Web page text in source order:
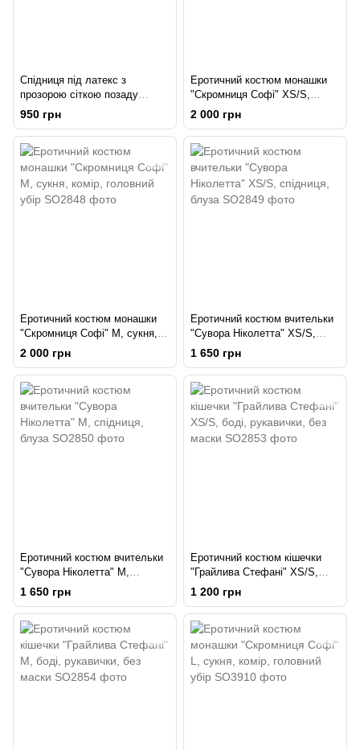
Спідниця під латекс з
прозорою сіткою позаду
"Розпусна Анжеліка" розмір
950 грн
Еротичний костюм монашки
"Скромниця Софі" XS/S,
сукня, комір, головний убір
2 000 грн
Еротичний костюм монашки
"Скромниця Софі" М, сукня,
комір, головний убір
2 000 грн
Еротичний костюм вчительки
"Сувора Ніколетта" XS/S,
спідниця, блуза
1 650 грн
Еротичний костюм вчительки
"Сувора Ніколетта" М,
спідниця, блуза
1 650 грн
Еротичний костюм кішечки
"Грайлива Стефані" XS/S,
боді, рукавички, без маски
1 200 грн